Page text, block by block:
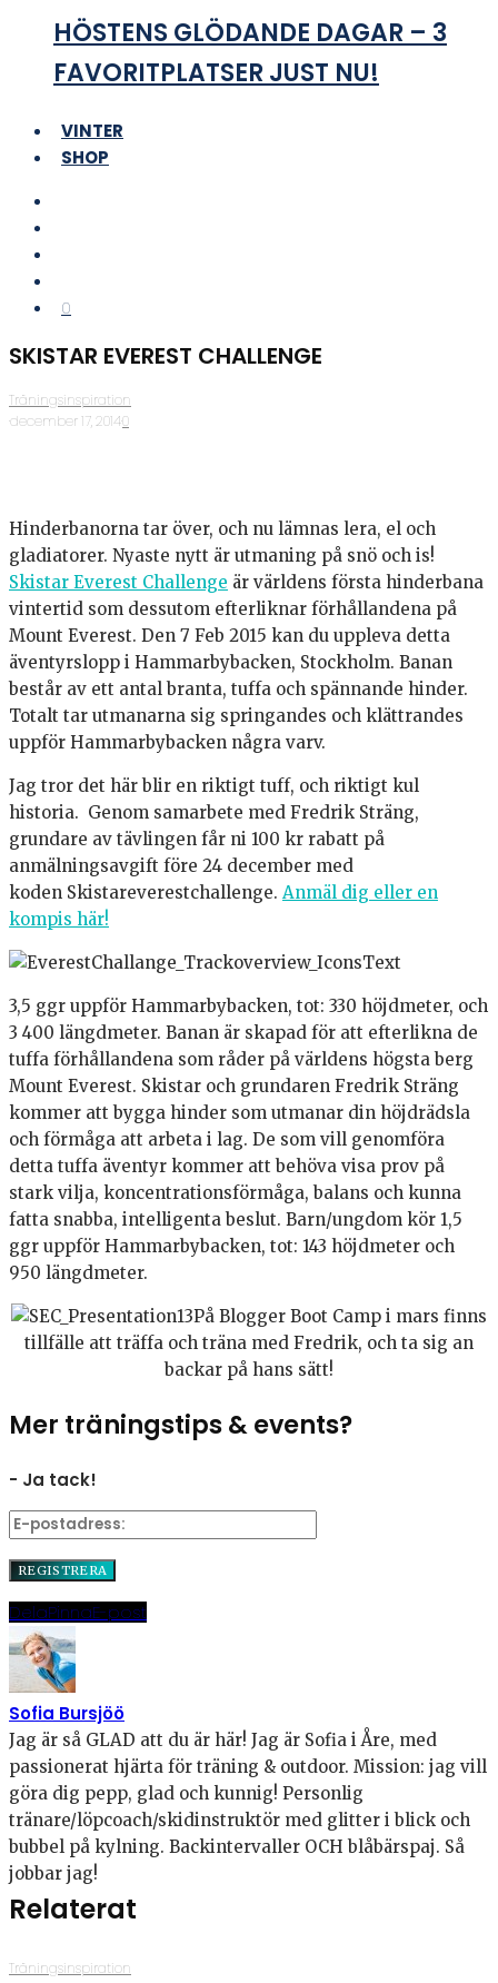
HÖSTENS GLÖDANDE DAGAR – 3
FAVORITPLATSER JUST NU!
VINTER
SHOP
0
SKISTAR EVEREST CHALLENGE
Träningsinspiration
·december 17, 2014·0
Hinderbanorna tar över, och nu lämnas lera, el och
gladiatorer. Nyaste nytt är utmaning på snö och is!
Skistar Everest Challenge är världens första hinderbana
vintertid som dessutom efterliknar förhållandena på
Mount Everest. Den 7 Feb 2015 kan du uppleva detta
äventyrslopp i Hammarbybacken, Stockholm. Banan
består av ett antal branta, tuffa och spännande hinder.
Totalt tar utmanarna sig springandes och klättrandes
uppför Hammarbybacken några varv.
Jag tror det här blir en riktigt tuff, och riktigt kul
historia. Genom samarbete med Fredrik Sträng,
grundare av tävlingen får ni 100 kr rabatt på
anmälningsavgift före 24 december med
koden Skistareverestchallenge. Anmäl dig eller en
kompis här!
3,5 ggr uppför Hammarbybacken, tot: 330 höjdmeter, och
3 400 längdmeter. Banan är skapad för att efterlikna de
tuffa förhållandena som råder på världens högsta berg
Mount Everest. Skistar och grundaren Fredrik Sträng
kommer att bygga hinder som utmanar din höjdrädsla
och förmåga att arbeta i lag. De som vill genomföra
detta tuffa äventyr kommer att behöva visa prov på
stark vilja, koncentrationsförmåga, balans och kunna
fatta snabba, intelligenta beslut. Barn/ungdom kör 1,5
ggr uppför Hammarbybacken, tot: 143 höjdmeter och
950 längdmeter.
På Blogger Boot Camp i mars finns
tillfälle att träffa och träna med Fredrik, och ta sig an
backar på hans sätt!
Mer träningstips & events?
- Ja tack!
DelaPinnaE-post
Sofia Bursjöö
Jag är så GLAD att du är här! Jag är Sofia i Åre, med
passionerat hjärta för träning & outdoor. Mission: jag vill
göra dig pepp, glad och kunnig! Personlig
tränare/löpcoach/skidinstruktör med glitter i blick och
bubbel på kylning. Backintervaller OCH blåbärspaj. Så
jobbar jag!
Relaterat
Träningsinspiration